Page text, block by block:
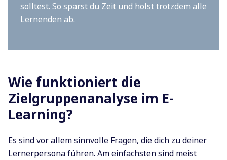
solltest. So sparst du Zeit und holst trotzdem alle
Lernenden ab.
Wie funktioniert die
Zielgruppenanalyse im E-
Learning?
Es sind vor allem sinnvolle Fragen, die dich zu deiner
Lernerpersona führen. Am einfachsten sind meist